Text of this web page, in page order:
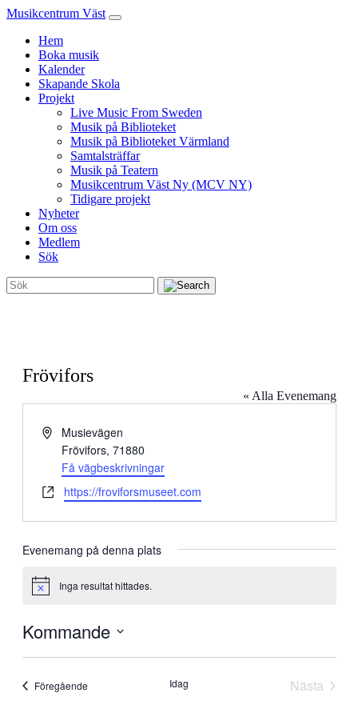
Musikcentrum Väst
Hem
Boka musik
Kalender
Skapande Skola
Projekt
Live Music From Sweden
Musik på Biblioteket
Musik på Biblioteket Värmland
Samtalsträffar
Musik på Teatern
Musikcentrum Väst Ny (MCV NY)
Tidigare projekt
Nyheter
Om oss
Medlem
Sök
Frövifors
« Alla Evenemang
AdressMusievägen
Frövifors, 71880
Få vägbeskrivningar
Websitehttps://froviforsmuseet.com
Evenemang på denna plats
Notis Inga resultat hittades.
Kommande
FöregåendeEvenemang Idag
Nästa